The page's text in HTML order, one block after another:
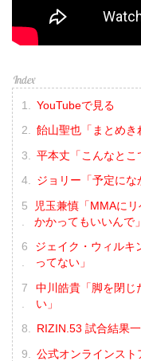
YouTubeで見る
飴山聖也「まとめき
平本丈「こんなとこ
ジョリー「予定にな
児玉兼慎「MMAに
かかってもいいんで」
ジェイク・ウィルキ
ってない」
中川皓貴「脚を閉じ
い」
RIZIN.53 試合結果
公式オンラインスト